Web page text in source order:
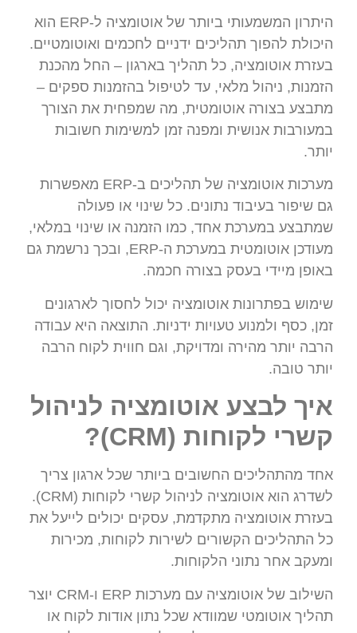
היתרון המשמעותי ביותר של אוטומציה ל-ERP הוא
היכולת להפוך תהליכים ידניים לחכמים ואוטומטיים.
בעזרת אוטומציה, כל תהליך בארגון – החל מהכנת
הזמנות, ניהול מלאי, עד לטיפול בהזמנות ספקים –
מתבצע בצורה אוטומטית, מה שמפחית את הצורך
במעורבות אנושית ומפנה זמן למשימות חשובות
יותר.
מערכות אוטומציה של תהליכים ב-ERP מאפשרות
גם שיפור בעיבוד נתונים. כל שינוי או פעולה
שמתבצע במערכת אחד, כמו הזמנה או שינוי במלאי,
מעודכן אוטומטית במערכת ה-ERP, ובכך נרשמת גם
באופן מיידי בעסק בצורה חכמה.
שימוש בפתרונות אוטומציה יכול לחסוך לארגונים
זמן, כסף ולמנוע טעויות ידניות. התוצאה היא עבודה
הרבה יותר מהירה ומדויקת, וגם חווית לקוח הרבה
יותר טובה.
איך לבצע אוטומציה לניהול
קשרי לקוחות (CRM)?
אחד מהתהליכים החשובים ביותר שכל ארגון צריך
לשדרג הוא אוטומציה לניהול קשרי לקוחות (CRM).
בעזרת אוטומציה מתקדמת, עסקים יכולים לייעל את
כל התהליכים הקשורים לשירות לקוחות, מכירות
ומעקב אחר נתוני הלקוחות.
השילוב של אוטומציה עם מערכות ERP ו-CRM יוצר
תהליך אוטומטי שמוודא שכל נתון אודות לקוח או